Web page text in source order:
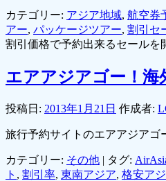
カテゴリー: アジア地域, 航空券
アー, パッケージツアー, 割引セ
割引価格で予約出来るセールを
エアアジアゴー！海
投稿日: 2013年1月21日 作成者:
旅行予約サイトのエアアジアゴ
カテゴリー: その他 | タグ:
ト , 割引率, 東南アジア, 格安ア